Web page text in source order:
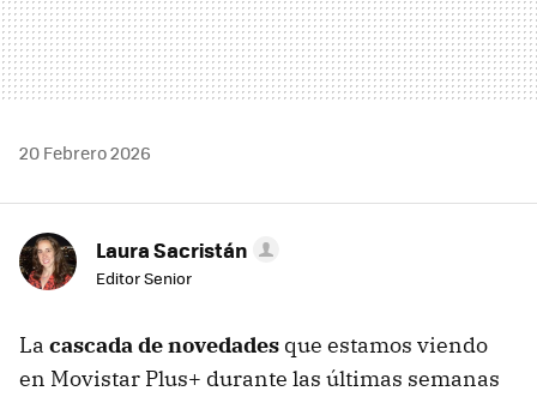
20 Febrero 2026
Laura Sacristán
Editor Senior
La cascada de novedades que estamos viendo
en Movistar Plus+ durante las últimas semanas